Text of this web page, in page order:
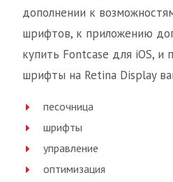
дополнении к
шрифтов, к приложению
купить Fontcase для iOS, и
шрифты на Retina Display
песочница
шрифты
управление
оптимизация